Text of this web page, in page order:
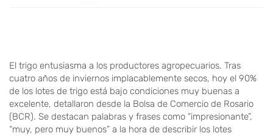
El trigo entusiasma a los productores agropecuarios. Tras
cuatro años de inviernos implacablemente secos, hoy el 90%
de los lotes de trigo está bajo condiciones muy buenas a
excelente, detallaron desde la Bolsa de Comercio de Rosario
(BCR). Se destacan palabras y frases como “impresionante”,
“muy, pero muy buenos” a la hora de describir los lotes